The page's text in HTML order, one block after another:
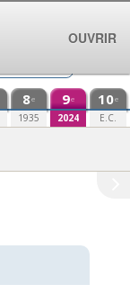
8e
1935
9e
2024
10e
E.C.
OUVRIR